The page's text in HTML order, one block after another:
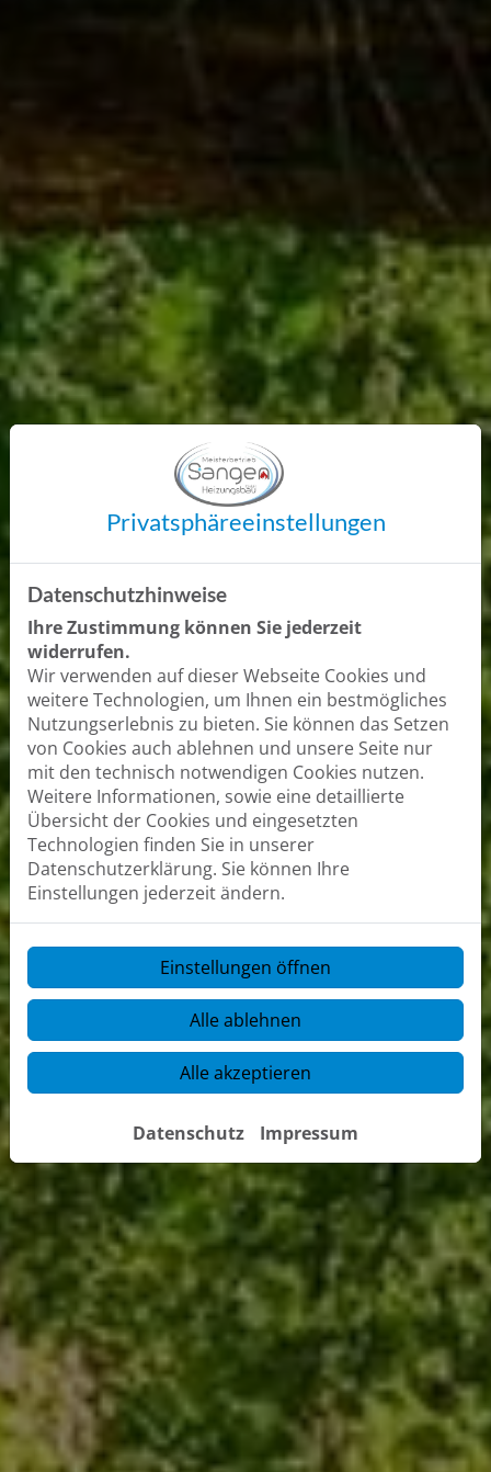
Privatsphäre­einstellungen
Datenschutzhinweise
Ihre Zustimmung können Sie jederzeit
widerrufen.
Wir verwenden auf dieser Webseite Cookies und
weitere Technologien, um Ihnen ein bestmögliches
Nutzungserlebnis zu bieten. Sie können das Setzen
von Cookies auch ablehnen und unsere Seite nur
mit den technisch notwendigen Cookies nutzen.
Weitere Informationen, sowie eine detaillierte
Übersicht der Cookies und eingesetzten
Technologien finden Sie in unserer
Datenschutzerklärung. Sie können Ihre
Einstellungen jederzeit ändern.
Einstellungen öffnen
Alle ablehnen
Alle akzeptieren
Datenschutz Impressum